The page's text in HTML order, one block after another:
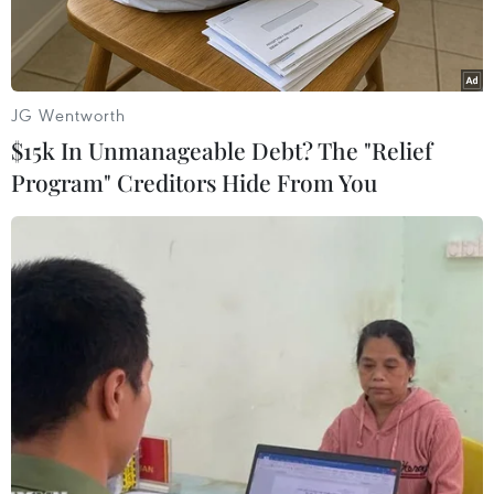
Ngày 7/6, các nhà khoa học Mỹ tuyên bố công
nghệ chụp cắt lớp não có thể giúp phát hiện
sớm những thay đổi về mặt chức năng ở trẻ có
nguy cơ cao bị chứng tự kỷ ngay từ khi trẻ
khoảng 6 tháng tuổi, từ đó giúp dự đoán khả
năng mắc trước 2 tuổi.
JG Wentworth
$15k In Unmanageable Debt? The "Relief
Program" Creditors Hide From You